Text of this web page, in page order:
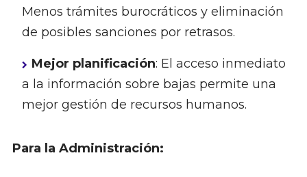
Menos trámites burocráticos y eliminación
de posibles sanciones por retrasos.
Mejor planificación: El acceso inmediato
a la información sobre bajas permite una
mejor gestión de recursos humanos.
Para la Administración: